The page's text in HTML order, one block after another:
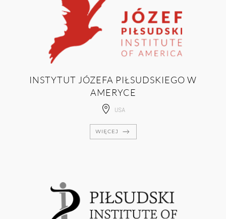
INSTYTUT JÓZEFA PIŁSUDSKIEGO W
AMERYCE
USA
WIĘCEJ